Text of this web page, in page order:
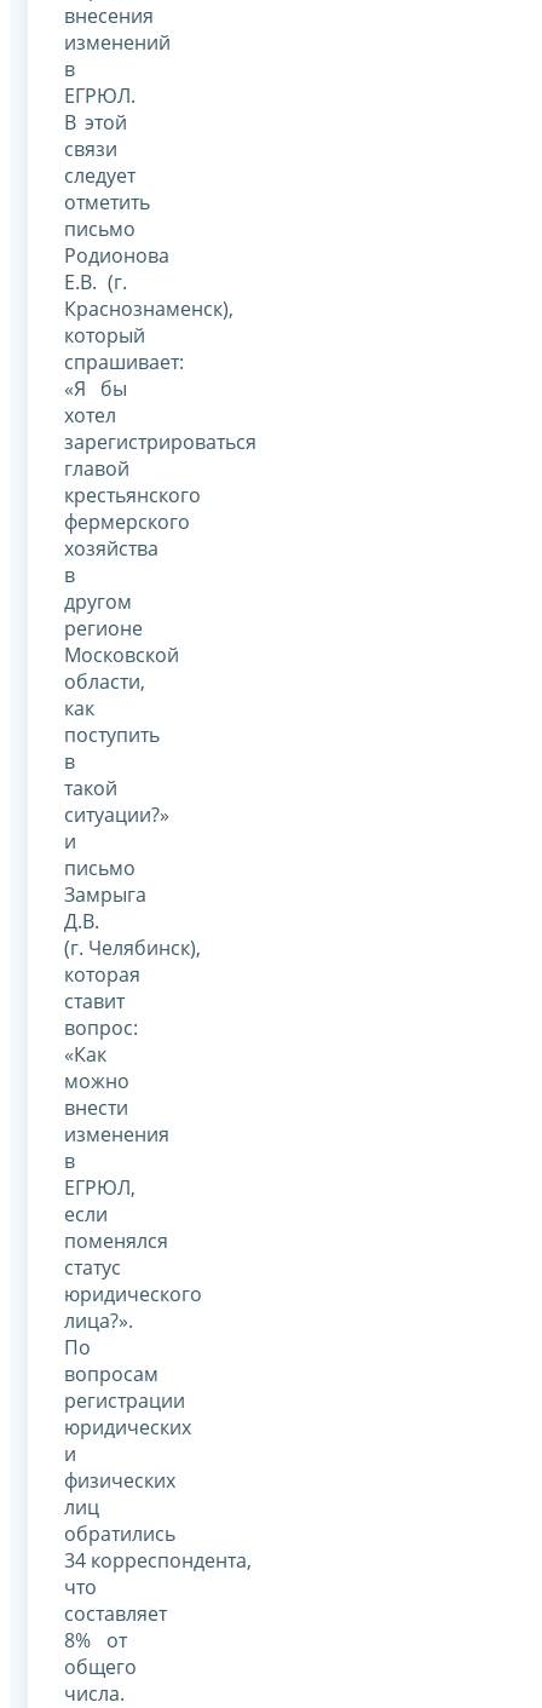
внесения
изменений
в
ЕГРЮЛ.
В этой
связи
следует
отметить
письмо
Родионова
Е.В. (г.
Краснознаменск),
который
спрашивает:
«Я бы
хотел
зарегистрироваться
главой
крестьянского
фермерского
хозяйства
в
другом
регионе
Московской
области,
как
поступить
в
такой
ситуации?»
и
письмо
Замрыга
Д.В.
(г. Челябинск),
которая
ставит
вопрос:
«Как
можно
внести
изменения
в
ЕГРЮЛ,
если
поменялся
статус
юридического
лица?».
По
вопросам
регистрации
юридических
и
физических
лиц
обратились
34 корреспондента,
что
составляет
8% от
общего
числа.